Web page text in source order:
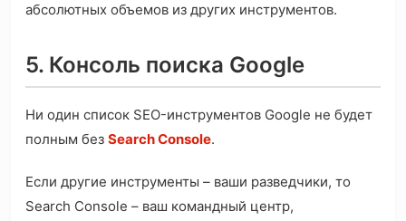
абсолютных объемов из других инструментов.
5. Консоль поиска Google
Ни один список SEO-инструментов Google не будет
полным без Search Console.
Если другие инструменты – ваши разведчики, то
Search Console – ваш командный центр,